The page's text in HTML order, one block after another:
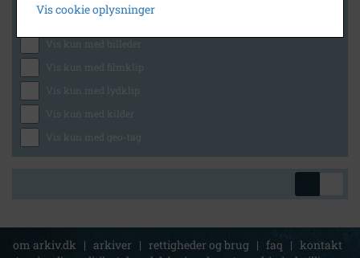
Generelt
Vis kun med billeder
Vis kun med filmklip
Vis kun med lydklip
Vis kun med kilder
Vis kun med geo-tag
om arkiv.dk | arkiver | rettigheder og brug | faq | kontakt
Vis cookie oplysninger